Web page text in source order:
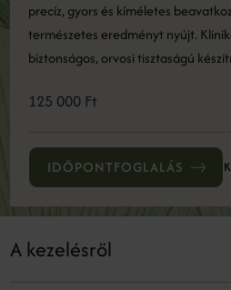
precíz, gyors és kíméletes
természetes eredményt nyújt.
biztonságos, orvosi tisztaságú
125 000 Ft
IDŐPONTFOGLALÁS
A kezelésről